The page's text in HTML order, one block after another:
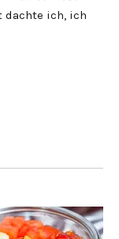
dachte ich, ich